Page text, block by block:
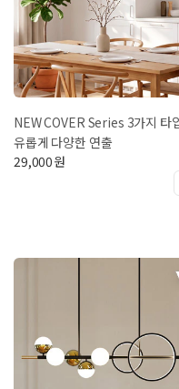
NEW COVER Series 3가지 타
유롭게 다양한 연출
29,000원